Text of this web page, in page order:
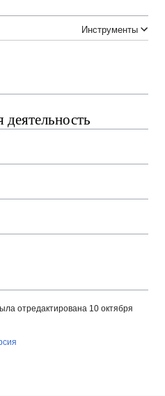
Инструменты
отредактирована 10 октября